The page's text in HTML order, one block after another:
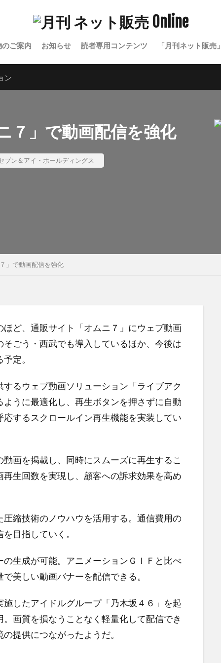
ご案内 お知らせ 読者専用コンテンツ 「月刊ネット販売
ン
」で動画配信を強化
ブン＆アイ・ホールディングス
」で動画配信を強化
ど、通販サイト「オムニ７」にウェブ動画
ごう・西武でも導入しているほか、今後は
定。
るウェブ動画ソリューション「ライブアク
うに最適化し、再生ボタンを押さずに自動
するスクロールイン再生機能を実装してい
画を掲載し、同時にスムーズに再生するこ
生回数を実現し、顧客への訴求効果を高め
縮技術のノウハウを活用する。通信費用の
目指していく。
生成が可能。アニメーションＧＩＦと比べ
美しい動画バナーを配信できる。
したアイドルグループ「乃木坂４６」を起
画質を損なうことなく軽量化して配信でき
提供につながったようだ。